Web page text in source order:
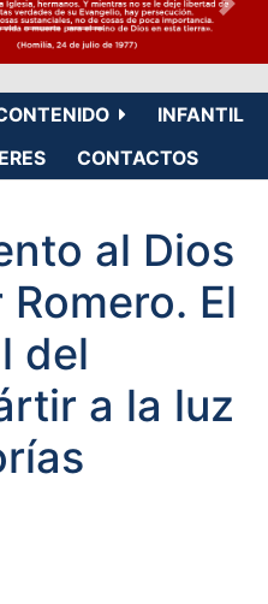
INFANTIL
CONTACTOS
al Dios
El
del
a la luz